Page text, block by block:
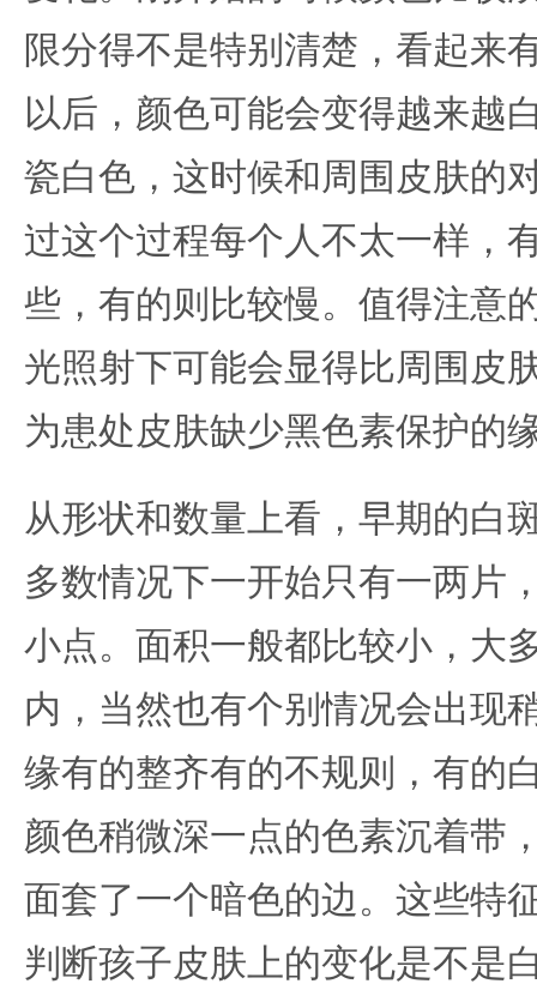
限分得不是特别清楚，看起来
以后，颜色可能会变得越来越
瓷白色，这时候和周围皮肤的
过这个过程每个人不太一样，
些，有的则比较慢。值得注意
光照射下可能会显得比周围皮
为患处皮肤缺少黑色素保护的
从形状和数量上看，早期的白
多数情况下一开始只有一两片
小点。面积一般都比较小，大
内，当然也有个别情况会出现
缘有的整齐有的不规则，有的
颜色稍微深一点的色素沉着带
面套了一个暗色的边。这些特
判断孩子皮肤上的变化是不是